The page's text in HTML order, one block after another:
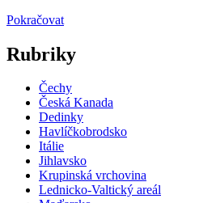
Pokračovat
Rubriky
Čechy
Česká Kanada
Dedinky
Havlíčkobrodsko
Itálie
Jihlavsko
Krupinská vrchovina
Lednicko-Valtický areál